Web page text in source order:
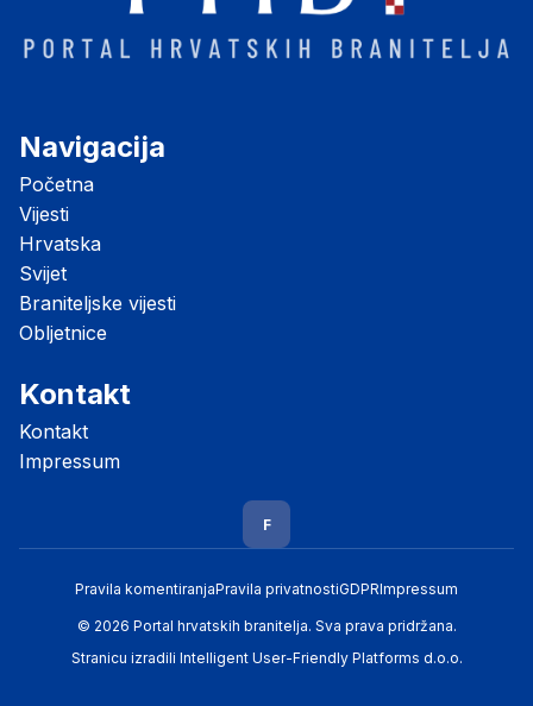
Navigacija
Početna
Vijesti
Hrvatska
Svijet
Braniteljske vijesti
Obljetnice
Kontakt
Kontakt
Impressum
F
Pravila komentiranjaPravila privatnostiGDPRImpressum
© 2026 Portal hrvatskih branitelja. Sva prava pridržana.
Stranicu izradili Intelligent User-Friendly Platforms d.o.o.